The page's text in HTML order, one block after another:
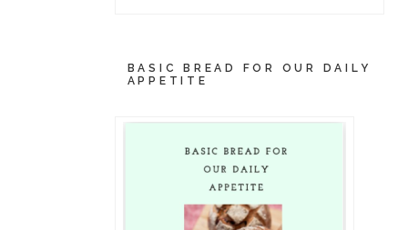
BASIC BREAD FOR OUR DAILY
APPETITE